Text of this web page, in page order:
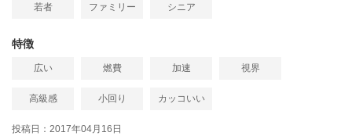
若者 ファミリー シニア
特徴
広い 燃費 加速 視界
高級感 小回り カッコいい
投稿日：2017年04月16日